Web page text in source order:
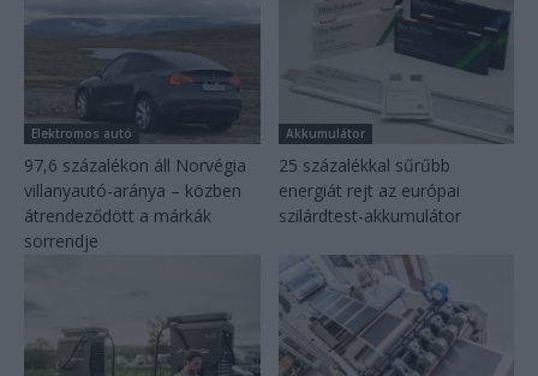
Elektromos autó
97,6 százalékon áll Norvégia
villanyautó-aránya – közben
átrendeződött a márkák
sorrendje
Akkumulátor
25 százalékkal sűrűbb
energiát rejt az európai
szilárdtest-akkumulátor